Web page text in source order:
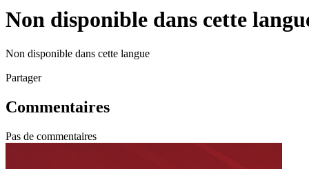
Non disponible dans cette
Non disponible dans cette langue
Partager
Commentaires
Pas de commentaires